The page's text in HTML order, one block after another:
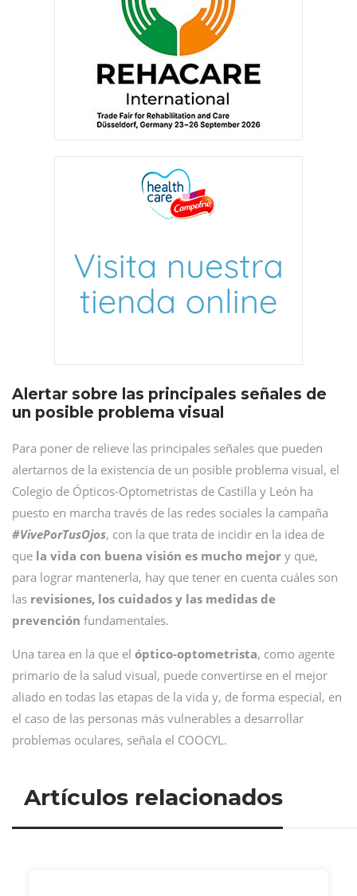
Alertar sobre las principales señales de
un posible problema visual
Para poner de relieve las principales señales que pueden
alertarnos de la existencia de un posible problema visual, el
Colegio de Ópticos-Optometristas de Castilla y León ha
puesto en marcha través de las redes sociales la campaña
#VivePorTusOjos, con la que trata de incidir en la idea de
que la vida con buena visión es mucho mejor y que,
para lograr mantenerla, hay que tener en cuenta cuáles son
las revisiones, los cuidados y las medidas de
prevención fundamentales.
Una tarea en la que el óptico-optometrista, como agente
primario de la salud visual, puede convertirse en el mejor
aliado en todas las etapas de la vida y, de forma especial, en
el caso de las personas más vulnerables a desarrollar
problemas oculares, señala el COOCYL.
Artículos relacionados